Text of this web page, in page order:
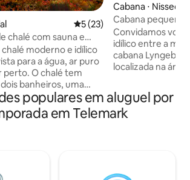
5 de uma avaliação média
5 (23)
chalé com sauna e
moderno e idílico
para a água, ar puro
perto. O chalé tem
banheiros, uma
e muito espaço para a
com
explore ótimas
tranquilo. A uma
Cabana ⋅ Nissedal
Cabana pequena
montanhas e lago
Convidamos
idílico entre a
cabana Lyngebu
localizada na área
coração de
cidade de
min do centro de
tem a melhor
populares em aluguel por
em Telemark